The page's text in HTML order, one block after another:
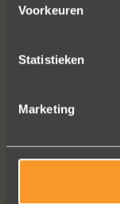
Voorkeuren
Statistieken
Marketing